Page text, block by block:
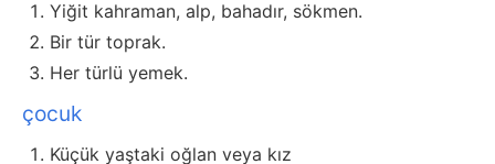
Yiğit kahraman, alp, bahadır, sökmen.
Bir tür toprak.
Her türlü yemek.
çocuk
Küçük yaştaki oğlan veya kız